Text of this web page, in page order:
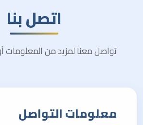
اتصل بنا
تواصل معنا لمزيد من المعلومات
معلومات التواصل